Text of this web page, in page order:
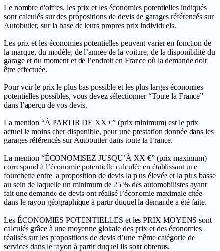
Le nombre d'offres, les prix et les économies potentielles indiqués
sont calculés sur des propositions de devis de garages référencés sur
Autobutler, sur la base de leurs propres prix individuels.
Les prix et les économies potentielles peuvent varier en fonction de
la marque, du modèle, de l’année de la voiture, de la disponibilité du
garage et du moment et de l’endroit en France où la demande doit
être effectuée.
Pour voir le prix le plus bas possible et les plus larges économies
potentielles possibles, vous devez sélectionner “Toute la France”
dans l’aperçu de vos devis.
La mention “À PARTIR DE XX €” (prix minimum) est le prix
actuel le moins cher disponible, pour une prestation donnée dans les
garages référencés sur Autobutler dans toute la France.
La mention “ÉCONOMISEZ JUSQU’À XX €” (prix maximum)
correspond à l’économie potentielle calculée en établissant une
fourchette entre la proposition de devis la plus élevée et la plus basse
au sein de laquelle un minimum de 25 % des automobilistes ayant
fait une demande de devis ont réalisé l’économie maximale citée
dans le rayon géographique à partir duquel la demande a été faite.
Les ÉCONOMIES POTENTIELLES et les PRIX MOYENS sont
calculés grâce à une moyenne globale des prix et des économies
réalisés sur les propositions de devis d’une même catégorie de
services dans le rayon à partir duquel ils sont obtenus.